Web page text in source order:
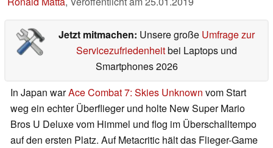
Jetzt mitmachen: Unsere große Umfrage zur
Servicezufriedenheitbei Laptops und
Smartphones 2026
In Japan warAce Combat 7: Skies Unknown vom Start
weg ein echter Überflieger und holte New Super Mario
Bros U Deluxe vom Himmel und flog im Überschalltempo
auf den ersten Platz. Auf Metacritic hält das Flieger-Game